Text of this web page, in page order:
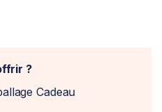
?
Cadeau